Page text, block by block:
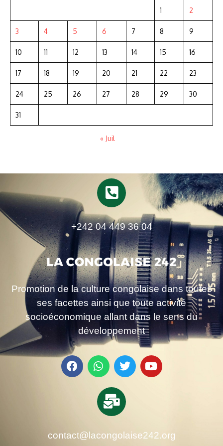
1 2
3 4 5 6 7 8 9
10 11 12 13 14 15 16
17 18 19 20 21 22 23
24 25 26 27 28 29 30
31
« Juil
+242 04 449 36 04
Promotion de la culture congolaise dans toutes
ses facettes ainsi que toute activité
socioéconomique allant dans le sens du
développement
contact@lacongolaise242.org